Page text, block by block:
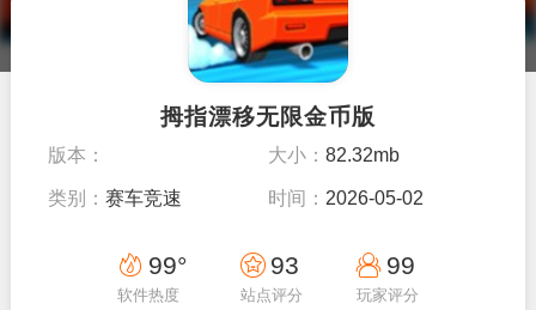
拇指漂移无限金币版
版本： 大小： 82.32mb
类别：赛车竞速 时间： 2026-05-02
99°
软件热度
93
站点评分
99
玩家评分